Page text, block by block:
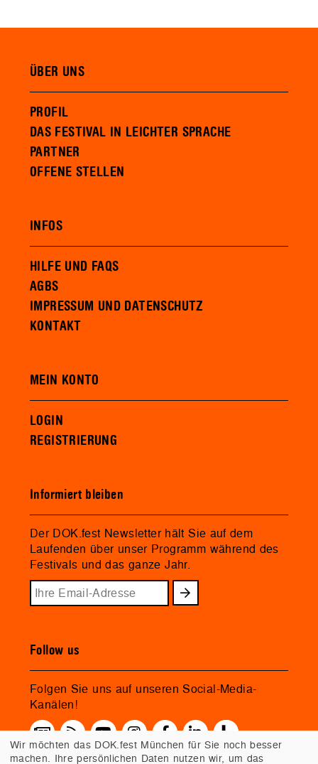
ÜBER UNS
PROFIL
DAS FESTIVAL IN LEICHTER SPRACHE
PARTNER
OFFENE STELLEN
INFOS
HILFE UND FAQS
AGBS
IMPRESSUM UND DATENSCHUTZ
KONTAKT
MEIN KONTO
LOGIN
REGISTRIERUNG
Informiert bleiben
Der DOK.fest Newsletter hält Sie auf dem
Laufenden über unser Programm während des
Festivals und das ganze Jahr.
Follow us
Folgen Sie uns auf unseren Social-Media-
Kanälen!
Wir möchten das DOK.fest München für Sie noch besser
machen. Ihre persönlichen Daten nutzen wir, um das